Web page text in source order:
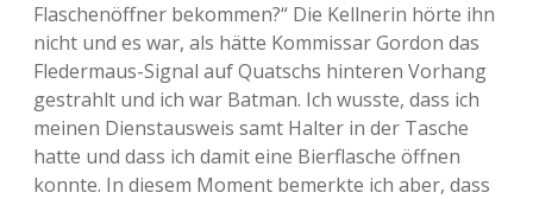
Flaschenöffner bekommen?“ Die Kellnerin hörte ihn
nicht und es war, als hätte Kommissar Gordon das
Fledermaus-Signal auf Quatschs hinteren Vorhang
gestrahlt und ich war Batman. Ich wusste, dass ich
meinen Dienstausweis samt Halter in der Tasche
hatte und dass ich damit eine Bierflasche öffnen
konnte. In diesem Moment bemerkte ich aber, dass